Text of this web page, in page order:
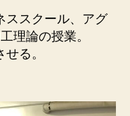
ススクール、アグ
理論の授業。
る。